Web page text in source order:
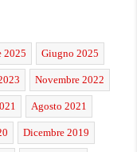
2025 Giugno 2025
Novembre 2022
Agosto 2021
Dicembre 2019